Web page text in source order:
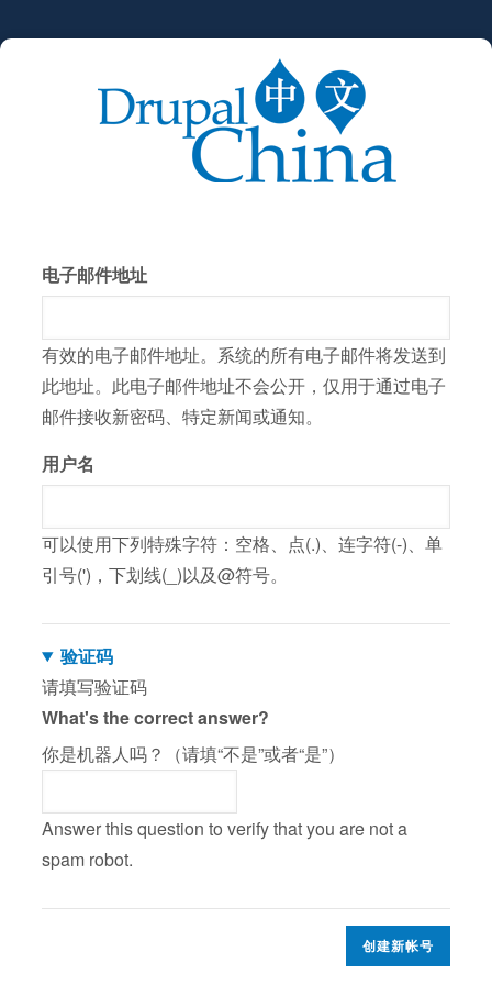
跳
电子邮件地址
有效的电子邮件地址。系统的所有电子邮件将发送到
此地址。此电子邮件地址不会公开，仅用于通过电子
邮件接收新密码、特定新闻或通知。
用户名
可以使用下列特殊字符：空格、点(.)、连字符(-)、单
引号(')，下划线(_)以及@符号。
验证码
请填写验证码
What's the correct answer?
你是机器人吗？（请填“不是”或者“是”）
Answer this question to verify that you are not a
spam robot.